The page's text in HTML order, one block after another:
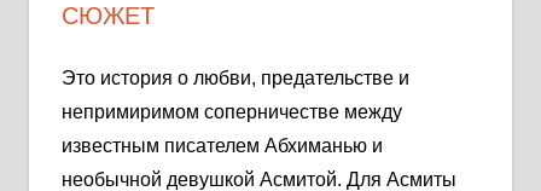
СЮЖЕТ
Это история о любви, предательстве и
непримиримом соперничестве между
известным писателем Абхиманью и
необычной девушкой Асмитой. Для Асмиты